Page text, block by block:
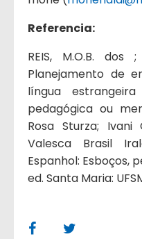
Referencia:
REIS, M.O.B. dos ;
Planejamento de
língua
pedagógica ou
Rosa Sturza; Ivani
Valesca Brasil
Espanhol: Esboços,
ed. Santa Maria: